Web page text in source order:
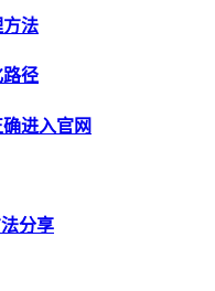
法
径
进入官网
分享